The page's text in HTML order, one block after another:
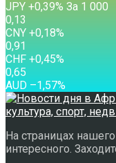
JPY +0,39% За 1 000
0,13
CNY +0,18%
0,91
CHF +0,45%
0,65
AUD –1,57%
На страницах
интересного.